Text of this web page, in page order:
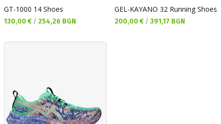
GT-1000 14 Shoes
Текуща цена:
130,00 € / 254,26 BGN
GEL-KAYANO 32 Running Shoes
Текуща цена:
200,00 € / 391,17 BGN